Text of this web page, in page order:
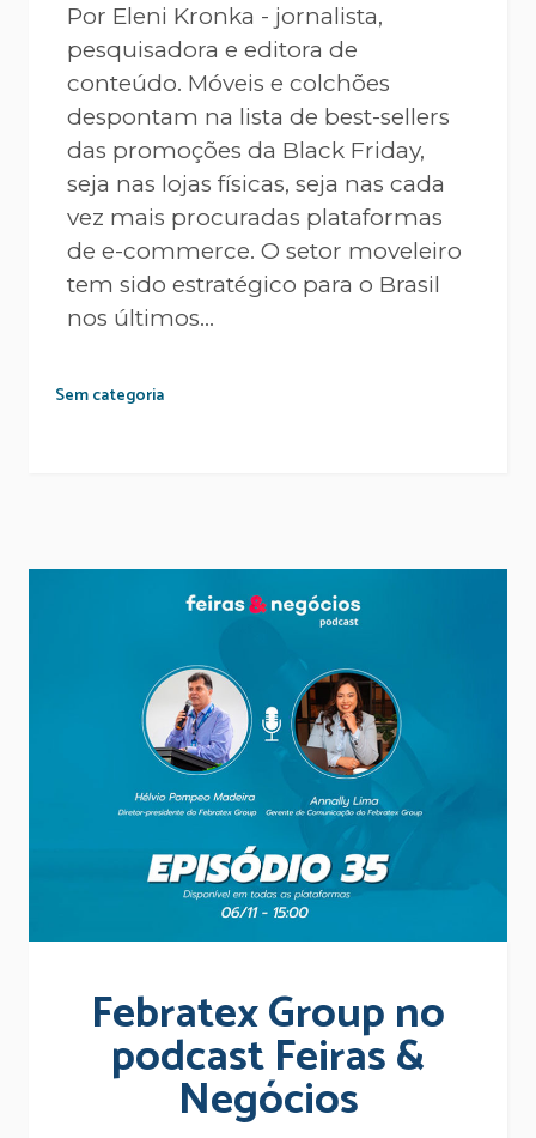
Por Eleni Kronka - jornalista,
pesquisadora e editora de
conteúdo. Móveis e colchões
despontam na lista de best-sellers
das promoções da Black Friday,
seja nas lojas físicas, seja nas cada
vez mais procuradas plataformas
de e-commerce. O setor moveleiro
tem sido estratégico para o Brasil
nos últimos...
Sem categoria
Febratex Group no
podcast Feiras &
Negócios